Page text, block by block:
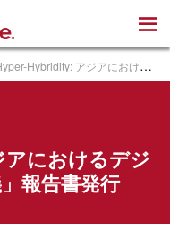
Hybridity: アジアにおけるデジタルヘルスの新定義」報告書発行
アにおけるデジ
報告書発行